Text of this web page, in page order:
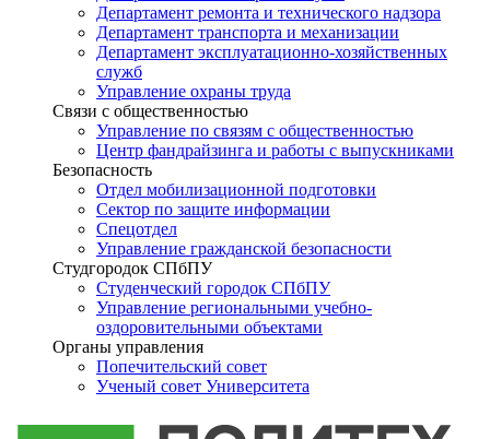
Департамент ремонта и технического надзора
Департамент транспорта и механизации
Департамент эксплуатационно-хозяйственных
служб
Управление охраны труда
Связи с общественностью
Управление по связям с общественностью
Центр фандрайзинга и работы с выпускниками
Безопасность
Отдел мобилизационной подготовки
Сектор по защите информации
Спецотдел
Управление гражданской безопасности
Студгородок СПбПУ
Студенческий городок СПбПУ
Управление региональными учебно-
оздоровительными объектами
Органы управления
Попечительский совет
Ученый совет Университета